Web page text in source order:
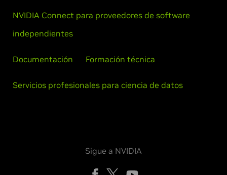
NVIDIA Connect para proveedores de software
independientes
Documentación Formación técnica
Servicios profesionales para ciencia de datos
Sigue a NVIDIA